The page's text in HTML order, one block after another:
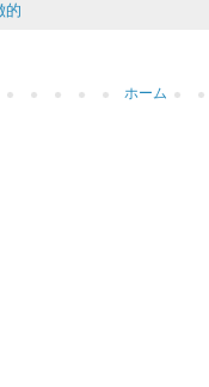
的
ホーム